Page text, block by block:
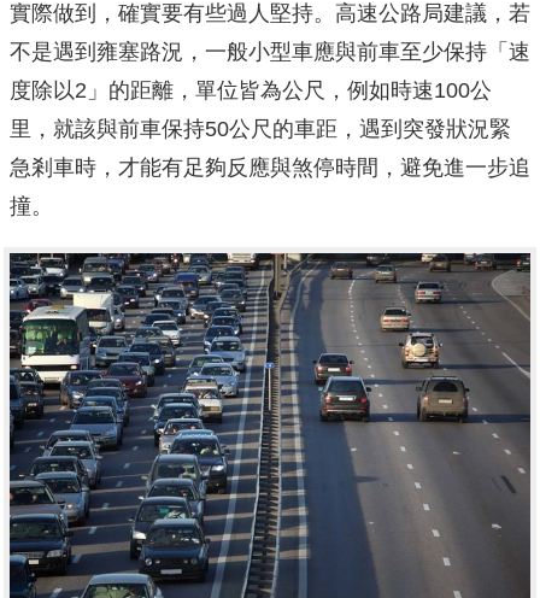
實際做到，確實要有些過人堅持。高速公路局建議，若
不是遇到雍塞路況，一般小型車應與前車至少保持「速
度除以2」的距離，單位皆為公尺，例如時速100公
里，就該與前車保持50公尺的車距，遇到突發狀況緊
急剎車時，才能有足夠反應與煞停時間，避免進一步追
撞。